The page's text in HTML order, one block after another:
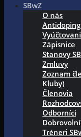
SBwZ
O nás
Antidoping
Zápisnice
Stanovy
Zmluvy
Zoznam
Kluby)
Členovia
Odborníci
Tréneri